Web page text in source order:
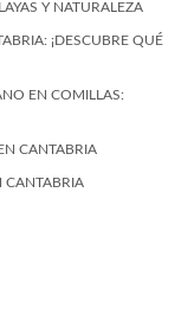
Y NATURALEZA
¡DESCUBRE QUÉ
EN COMILLAS:
CANTABRIA
CANTABRIA